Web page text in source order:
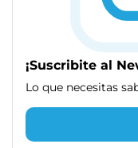
¡Suscribite al
Lo que necesitas